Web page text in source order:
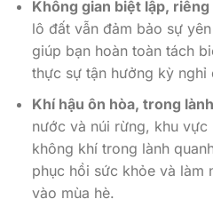
Không gian biệt lập,
lô đất vẫn đảm bảo sự
giúp bạn hoàn toàn tách
thực sự tận hưởng kỳ nghỉ
Khí hậu ôn hòa, trong
nước và núi rừng, khu vực
không khí trong lành
phục hồi sức khỏe và làm
vào mùa hè.